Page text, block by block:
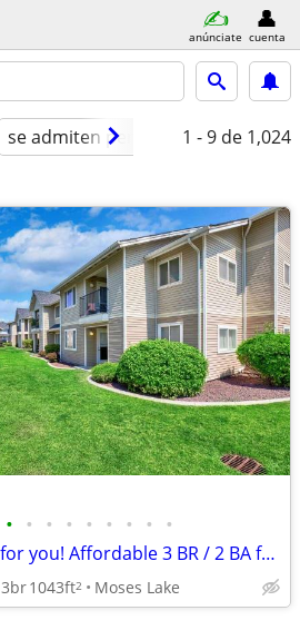
anúnciate cuenta
se admiten perros amueblado
1 - 9 de 1,024
• • • • • • • • •
Great space for you! Affordable 3 BR / 2 BA for rent! 1043 Sq Ft!
3br1043ft2 Moses Lake